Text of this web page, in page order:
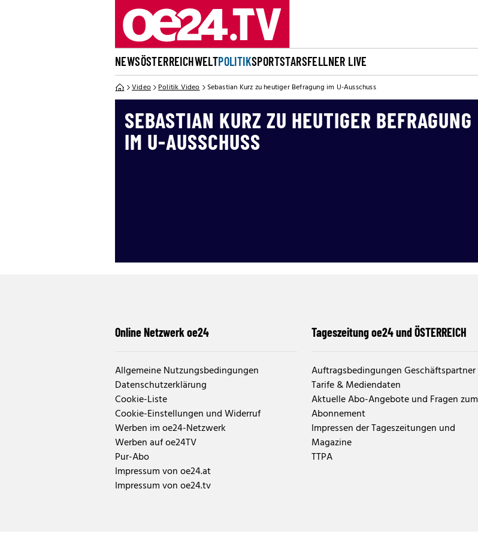
NEWSÖSTERREICHWELTPOLITIKSPORTSTARSFELLNER LIVE
Video Politik Video Sebastian Kurz zu heutiger Befragung im U-Ausschuss
SEBASTIAN KURZ ZU HEUTIGER BEFRAGUNG
IM U-AUSSCHUSS
Online Netzwerk oe24
Allgemeine Nutzungsbedingungen
Datenschutzerklärung
Cookie-Liste
Cookie-Einstellungen und Widerruf
Werben im oe24-Netzwerk
Werben auf oe24TV
Pur-Abo
Impressum von oe24.at
Impressum von oe24.tv
Tageszeitung oe24 und ÖSTERREICH
Auftragsbedingungen Geschäftspartner
Tarife & Mediendaten
Aktuelle Abo-Angebote und Fragen zum
Abonnement
Impressen der Tageszeitungen und
Magazine
TTPA